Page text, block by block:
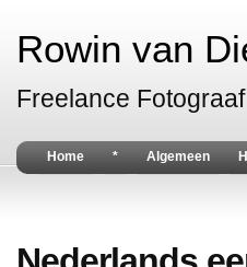
Rowin van
Freelance Fotograaf
Home * Algemeen